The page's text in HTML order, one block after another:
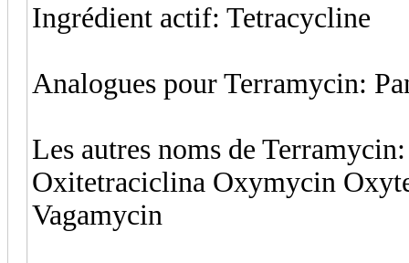
Ingrédient actif: Tetracycline
Analogues pour Terramycin:
Les autres noms de
Oxitetraciclina Oxymycin
Vagamycin